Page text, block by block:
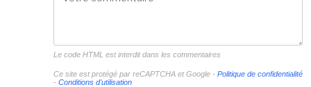
Le code HTML est interdit dans les commentaires
Ce site est protégé par reCAPTCHA et Google - Politique de confidentialité
- Conditions d'utilisation